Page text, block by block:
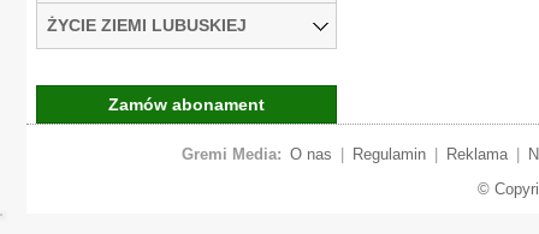
ŻYCIE ZIEMI LUBUSKIEJ
Zamów abonament
Gremi Media: O nas Regulamin Reklama
©